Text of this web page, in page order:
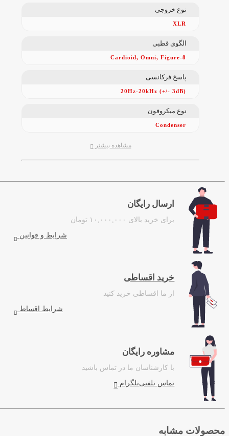
نوع خروجی
XLR
الگوی قطبی
Cardioid, Omni, Figure-8
پاسخ فرکانسی
20Hz-20kHz (+/- 3dB)
نوع میکروفون
Condenser
مشاهده بیشتر
ارسال رایگان
برای خرید بالای ۱۰,۰۰۰,۰۰۰ تومان
شرایط و قوانین
خرید اقساطی
از ما اقساطی خرید کنید
شرایط اقساط
مشاوره رایگان
با کارشناسان ما در تماس باشید
تماس تلفنیتلگرام
محصولات مشابه